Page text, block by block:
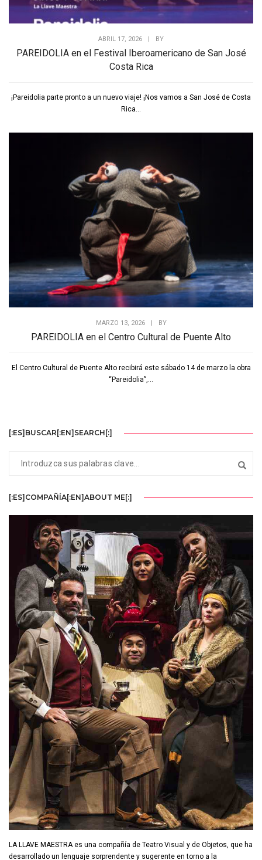
ABRIL 17, 2026 | BY
PAREIDOLIA en el Festival Iberoamericano de San José
Costa Rica
¡Pareidolia parte pronto a un nuevo viaje! ¡Nos vamos a San José de Costa
Rica...
MARZO 13, 2026 BY
PAREIDOLIA en el Centro Cultural de Puente Alto
El Centro Cultural de Puente Alto recibirá este sábado 14 de marzo la obra
“Pareidolia”,...
[:ES]BUSCAR[:EN]SEARCH[:]
[:ES]COMPAÑÍA[:EN]ABOUT ME[:]
LA LLAVE MAESTRA es una compañía de Teatro Visual y de Objetos, que ha
desarrollado un lenguaje sorprendente y sugerente en torno a la